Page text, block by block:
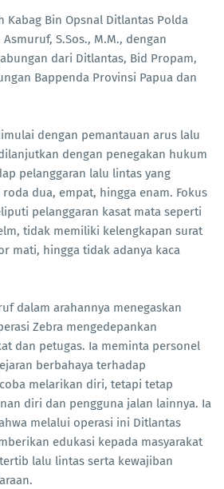
Kabag Bin Opsnal Ditlantas Polda
Asmuruf, S.Sos., M.M., dengan
dari Ditlantas, Bid Propam,
Bappenda Provinsi Papua dan
dengan pemantauan arus lalu
dengan penegakan hukum
pelanggaran lalu lintas yang
dua, empat, hingga enam. Fokus
pelanggaran kasat mata seperti
tidak memiliki kelengkapan surat
mati, hingga tidak adanya kaca
dalam arahannya menegaskan
Zebra mengedepankan
dan petugas. Ia meminta personel
berbahaya terhadap
melarikan diri, tetapi tetap
diri dan pengguna jalan lainnya. Ia
melalui operasi ini Ditlantas
edukasi kepada masyarakat
lalu lintas serta kewajiban